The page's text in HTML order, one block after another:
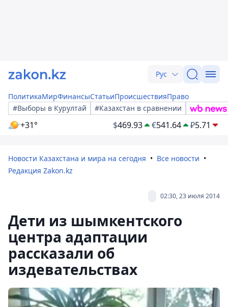
Рус
ПолитикаМирФинансыСтатьиПроисшествияПраво
#Выборы в Курултай
#Казахстан в сравнении
+31° $469.93 €541.64 ₽5.71
Новости Казахстана и мира на сегодня
Все новости
Редакция Zakon.kz
02:30, 23 июля 2014
Дети из шымкентского
центра адаптации
рассказали об
издевательствах